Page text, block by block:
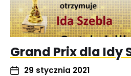
Grand Prix dla Idy
29 stycznia 2021